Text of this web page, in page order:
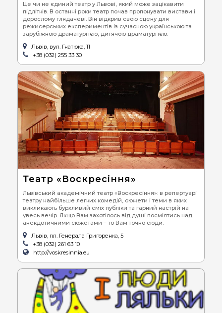
Це чи не єдиний театр у Львові, який може зацікавити
підлітків. В останні роки театр почав пропонувати вистави і
дорослому глядачеві. Він відкрив свою сцену для
режисерських експериментів із сучасною українською та
зарубіжною драматургією, дитячою драматургією.
Львів, вул. Гнатюка, 11
+38 (032) 255 33 30
Театр «Воскресіння»
Львівський академічний театр «Воскресіння»: в репертуарі
театру найбільше легких комедій, сюжети і теми в яких
викликають бурхливий сміх публіки та гарний настрій на
увесь вечір. Якщо Вам захотілось від душі посміятись над
анекдотичними сюжетами – то Вам точно сюди.
Львів, пл. Генерала Григоренка, 5
+38 (032) 261 63 10
http://voskresinnia.eu